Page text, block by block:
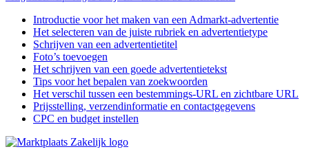
Introductie voor het maken van een Admarkt-advertentie
Het selecteren van de juiste rubriek en advertentietype
Schrijven van een advertentietitel
Foto’s toevoegen
Het schrijven van een goede advertentietekst
Tips voor het bepalen van zoekwoorden
Het verschil tussen een bestemmings-URL en zichtbare URL
Prijsstelling, verzendinformatie en contactgegevens
CPC en budget instellen